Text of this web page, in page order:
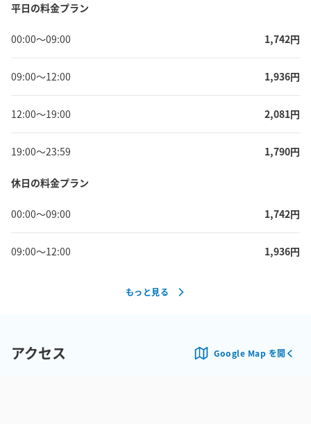
平日の料金プラン
00:00〜09:00 1,742円
09:00〜12:00 1,936円
12:00〜19:00 2,081円
19:00〜23:59 1,790円
休日の料金プラン
00:00〜09:00 1,742円
09:00〜12:00 1,936円
もっと見る
アクセス Google Map を開く